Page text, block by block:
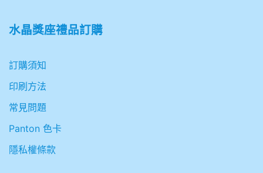
水晶獎座禮品訂購
訂購須知
印刷方法
常見問題
Panton 色卡
隱私權條款